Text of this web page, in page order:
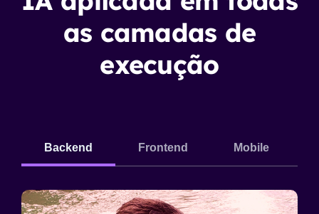
as camadas de
execução
Backend Frontend Mobile